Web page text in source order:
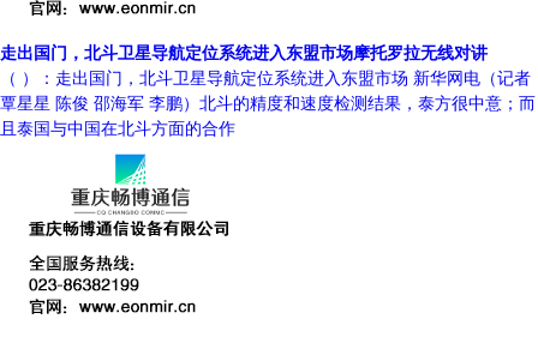
走出国门，北斗卫星导航定位系统进入东盟市场摩托罗拉无线对讲
（ ）：走出国门，北斗卫星导航定位系统进入东盟市场 新华网电（记者
覃星星 陈俊 邵海军 李鹏）北斗的精度和速度检测结果，泰方很中意；而
且泰国与中国在北斗方面的合作